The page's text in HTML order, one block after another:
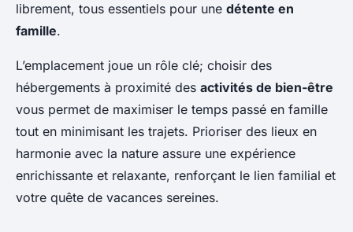
librement, tous essentiels pour une détente en
famille.
L’emplacement joue un rôle clé; choisir des
hébergements à proximité des activités de bien-être
vous permet de maximiser le temps passé en famille
tout en minimisant les trajets. Prioriser des lieux en
harmonie avec la nature assure une expérience
enrichissante et relaxante, renforçant le lien familial et
votre quête de vacances sereines.